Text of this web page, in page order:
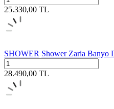
25.330,00 TL
SHOWER Shower Zaria Banyo
28.490,00 TL